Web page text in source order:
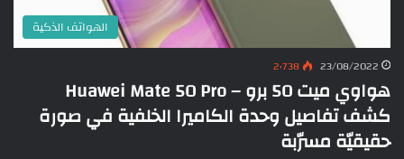
الهواتف الذكية
23/08/2022 2٬738
هواوي ميت 50 برو – Huawei Mate 50 Pro
كشف تفاصيل وحدة الكاميرا الخلفية في صورة
حقيقيّة مسرّبة